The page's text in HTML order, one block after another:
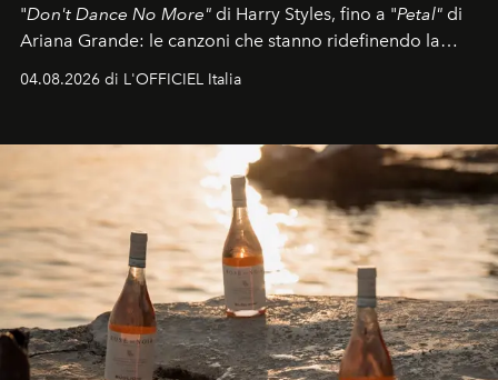
"Don't Dance No More" di Harry Styles, fino a "Petal" di
Ariana Grande: le canzoni che stanno ridefinendo la
colonna sonora della stagione.
04.08.2026 di L'OFFICIEL Italia